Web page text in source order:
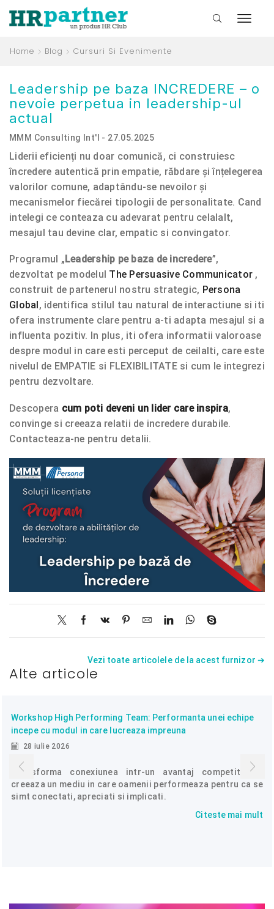
Home Blog Cursuri Si Evenimente
Leadership pe baza INCREDERE – o
nevoie perpetua in leadership-ul
actual
MMM Consulting Int'l - 27.05.2025
Liderii eficienți nu doar comunică, ci construiesc
încredere autentică prin empatie, răbdare și înțelegerea
valorilor comune, adaptându-se nevoilor și
mecanismelor fiecărei tipologii de personalitate. Cand
intelegi ce conteaza cu adevarat pentru celalalt,
mesajul tau devine clar, empatic si convingator.
Programul „ Leadership pe baza de incredere”,
dezvoltat pe modelul The Persuasive Communicator ,
construit de partenerul nostru strategic, Persona
Global , identifica stilul tau natural de interactiune si iti
ofera instrumente clare pentru a-ti adapta mesajul si a
influenta pozitiv. In plus, iti ofera informatii valoroase
despre modul in care esti perceput de ceilalti, care este
nivelul de EMPATIE si FLEXIBILITATE si cum le integrezi
pentru dezvoltare.
Descopera cum poti deveni un lider care inspira,
convinge si creeaza relatii de incredere durabile.
Contacteaza-ne pentru detalii.
Vezi toate articolele de la acest furnizor ➔
Alte articole
Workshop High Performing Team: Performanta unei echipe
incepe cu modul in care lucreaza impreuna
28 iulie 2026
Transforma conexiunea intr-un avantaj competitiv si
creeaza un mediu in care oamenii performeaza pentru ca se
simt conectati, apreciati si implicati.
Citeste mai mult